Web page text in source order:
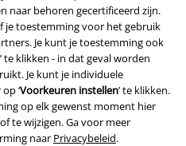
naar behoren gecertificeerd zijn.
je toestemming voor het gebruik
Je kunt je toestemming ook
’ te klikken - in dat geval worden
Je kunt je individuele
‘Voorkeuren instellen’ te klikken.
op elk gewenst moment hier
te wijzigen. Ga voor meer
naar Privacybeleid.